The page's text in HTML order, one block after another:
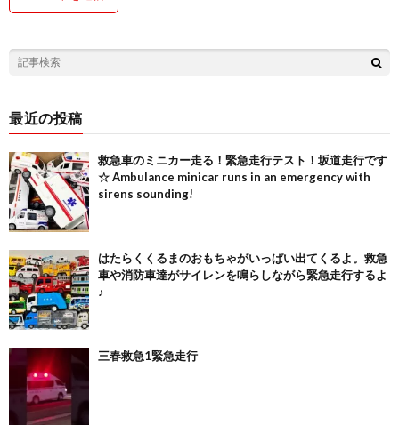
最近の投稿
救急車のミニカー走る！緊急走行テスト！坂道走行です
☆ Ambulance minicar runs in an emergency with
sirens sounding!
はたらくくるまのおもちゃがいっぱい出てくるよ。救急
車や消防車達がサイレンを鳴らしながら緊急走行するよ
♪
三春救急1緊急走行